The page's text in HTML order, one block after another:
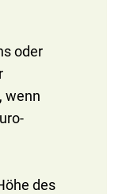
oder
wenn
des